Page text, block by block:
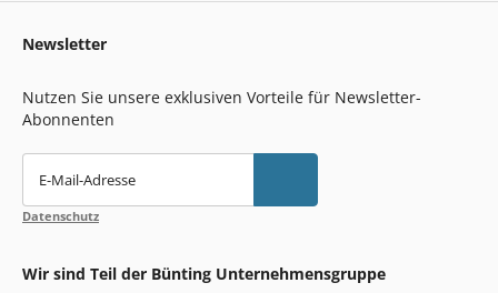
Newsletter
Nutzen Sie unsere exklusiven Vorteile für Newsletter-
Abonnenten
E-Mail-Adresse
Datenschutz
Wir sind Teil der Bünting Unternehmensgruppe